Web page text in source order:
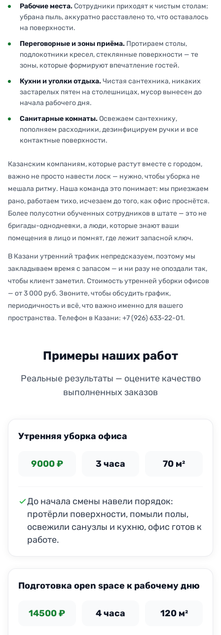
Рабочие места. Сотрудники приходят к чистым столам:
убрана пыль, аккуратно расставлено то, что оставалось
на поверхности.
Переговорные и зоны приёма. Протираем столы,
подлокотники кресел, стеклянные поверхности — те
зоны, которые формируют впечатление гостей.
Кухни и уголки отдыха. Чистая сантехника, никаких
застарелых пятен на столешницах, мусор вынесен до
начала рабочего дня.
Санитарные комнаты. Освежаем сантехнику,
пополняем расходники, дезинфицируем ручки и все
контактные поверхности.
Казанским компаниям, которые растут вместе с городом,
важно не просто навести лоск — нужно, чтобы уборка не
мешала ритму. Наша команда это понимает: мы приезжаем
рано, работаем тихо, исчезаем до того, как офис проснётся.
Более полусотни обученных сотрудников в штате — это не
бригады-однодневки, а люди, которые знают ваши
помещения в лицо и помнят, где лежит запасной ключ.
В Казани утренний трафик непредсказуем, поэтому мы
закладываем время с запасом — и ни разу не опоздали так,
чтобы клиент заметил. Стоимость утренней уборки офисов
— от 3 000 руб. Звоните, чтобы обсудить график,
периодичность и всё, что важно именно для вашего
пространства. Телефон в Казани: +7 (926) 633-22-01.
Примеры наших работ
Реальные результаты — оцените качество
выполненных заказов
Утренняя уборка офиса
9000 ₽ 3 часа 70 м²
До начала смены навели порядок:
протёрли поверхности, помыли полы,
освежили санузлы и кухню, офис готов к
работе.
Подготовка open space к рабочему дню
14500 ₽ 4 часа 120 м²